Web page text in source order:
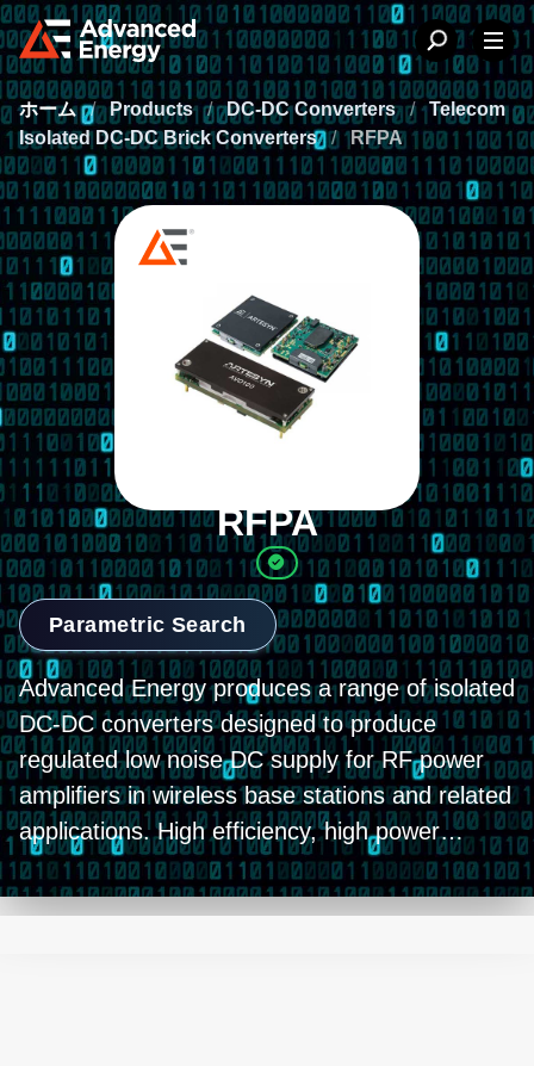
ホーム / Products / DC-DC Converters /
Telecom
Isolated DC-DC Brick Converters / RFPA
RFPA
Parametric Search
Advanced Energy produces a range of isolated
DC-DC converters designed to produce
regulated low noise DC supply for RF power
amplifiers in wireless base stations and related
applications. High efficiency, high power
density designs with industry-standard full-
brick footprints offer optimum performance